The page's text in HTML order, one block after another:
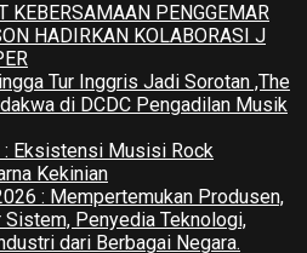
KEBERSAMAAN PENGGEMAR
HADIRKAN KOLABORASI J
Tur Inggris Jadi Sorotan ,The
di DCDC Pengadilan Musik
: Eksistensi Musisi Rock
Kekinian
: Mempertemukan Produsen,
Penyedia Teknologi,
dari Berbagai Negara.